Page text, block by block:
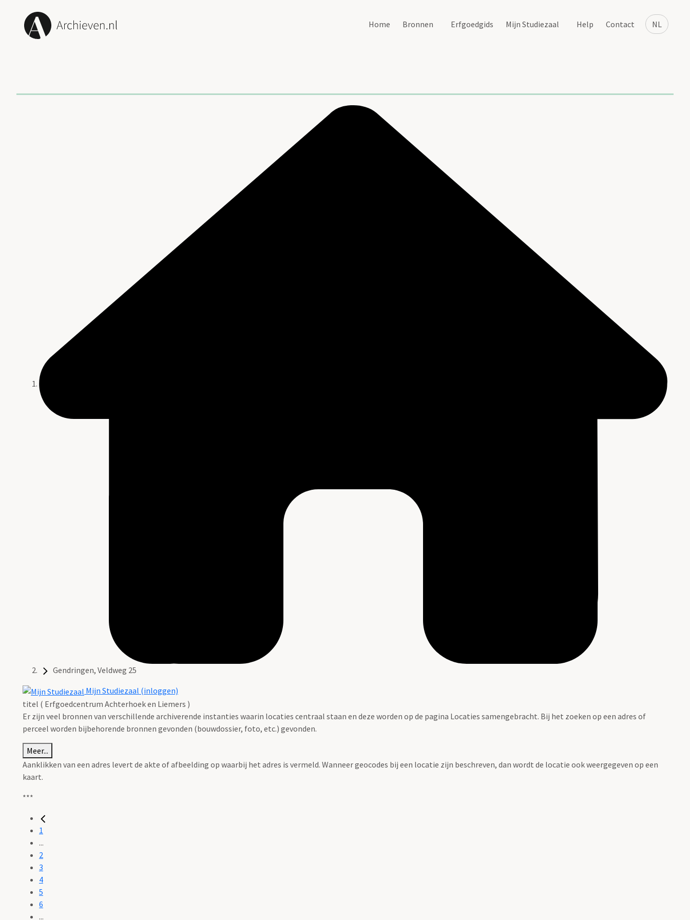
NL
Home Bronnen Erfgoedgids Mijn Studiezaal Help Contact
Gendringen, Veldweg 25
Mijn Studiezaal (inloggen)
titel ( Erfgoedcentrum Achterhoek en Liemers )
Er zijn veel bronnen van verschillende archiverende instanties waarin locaties centraal staan en deze worden op de pagina Locaties samengebracht. Bij het zoeken op een adres of
perceel worden bijbehorende bronnen gevonden (bouwdossier, foto, etc.) gevonden.
Meer...
Aanklikken van een adres levert de akte of afbeelding op waarbij het adres is vermeld. Wanneer geocodes bij een locatie zijn beschreven, dan wordt de locatie ook weergegeven op een
kaart.
***
1
...
2
3
4
5
6
...